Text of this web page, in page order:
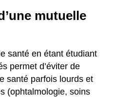
mutuelle
santé en étant étudiant
permet d’éviter de
santé parfois lourds et
(ophtalmologie, soins